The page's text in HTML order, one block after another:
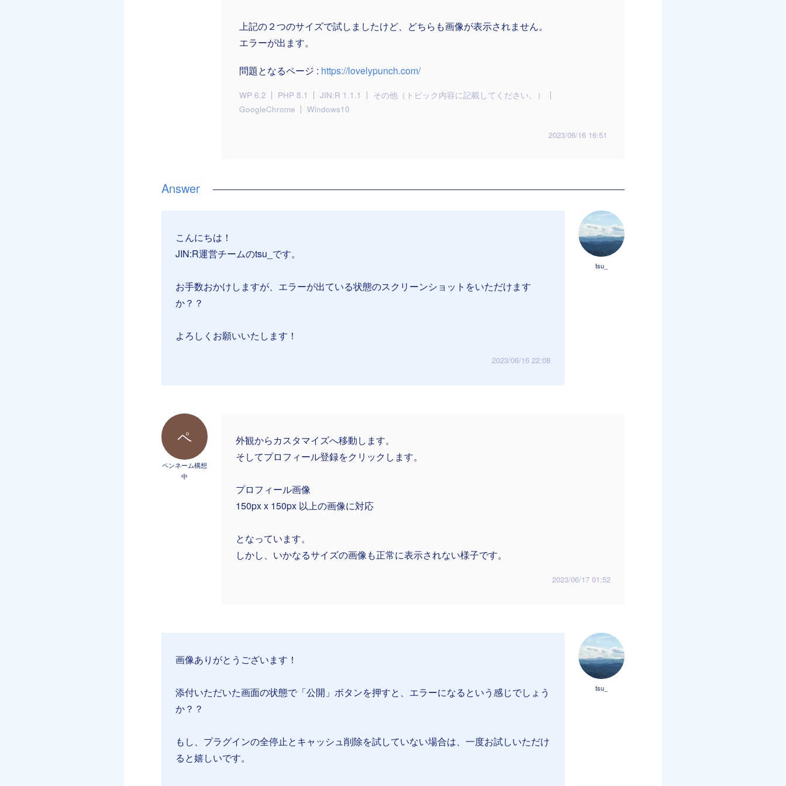
上記の２つのサイズで試しましたけど、どちらも画像が表示されません。
エラーが出ます。
問題となるページ : https://lovelypunch.com/
WP 6.2 PHP 8.1 JIN:R 1.1.1
その他（トピック内容に記載してください。）
GoogleChrome
Windows10
2023/06/16 16:51
tsu_
こんにちは！
JIN:R運営チームのtsu_です。
お手数おかけしますが、エラーが出ている状態のスクリーンショットをいただけます
か？？
よろしくお願いいたします！
2023/06/16 22:08
ペ
ペンネーム構想
中
外観からカスタマイズへ移動します。
そしてプロフィール登録をクリックします。
プロフィール画像
150px x 150px 以上の画像に対応
となっています。
しかし、いかなるサイズの画像も正常に表示されない様子です。
2023/06/17 01:52
tsu_
画像ありがとうございます！
添付いただいた画面の状態で「公開」ボタンを押すと、エラーになるという感じでしょう
か？？
もし、プラグインの全停止とキャッシュ削除を試していない場合は、一度お試しいただけ
ると嬉しいです。